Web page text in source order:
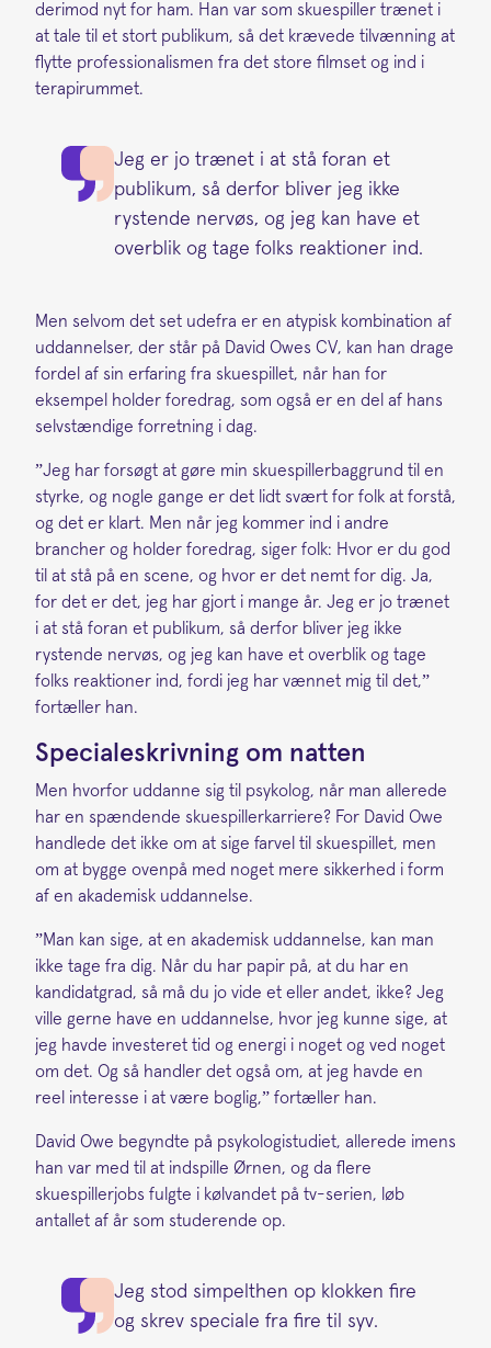
derimod nyt for ham. Han var som skuespiller trænet i
at tale til et stort publikum, så det krævede tilvænning at
flytte professionalismen fra det store filmset og ind i
terapirummet.
Jeg er jo trænet i at stå foran et
publikum, så derfor bliver jeg ikke
rystende nervøs, og jeg kan have et
overblik og tage folks reaktioner ind.
Men selvom det set udefra er en atypisk kombination af
uddannelser, der står på David Owes CV, kan han drage
fordel af sin erfaring fra skuespillet, når han for
eksempel holder foredrag, som også er en del af hans
selvstændige forretning i dag.
”Jeg har forsøgt at gøre min skuespillerbaggrund til en
styrke, og nogle gange er det lidt svært for folk at forstå,
og det er klart. Men når jeg kommer ind i andre
brancher og holder foredrag, siger folk: Hvor er du god
til at stå på en scene, og hvor er det nemt for dig. Ja,
for det er det, jeg har gjort i mange år. Jeg er jo trænet
i at stå foran et publikum, så derfor bliver jeg ikke
rystende nervøs, og jeg kan have et overblik og tage
folks reaktioner ind, fordi jeg har vænnet mig til det,”
fortæller han.
Specialeskrivning om natten
Men hvorfor uddanne sig til psykolog, når man allerede
har en spændende skuespillerkarriere? For David Owe
handlede det ikke om at sige farvel til skuespillet, men
om at bygge ovenpå med noget mere sikkerhed i form
af en akademisk uddannelse.
”Man kan sige, at en akademisk uddannelse, kan man
ikke tage fra dig. Når du har papir på, at du har en
kandidatgrad, så må du jo vide et eller andet, ikke? Jeg
ville gerne have en uddannelse, hvor jeg kunne sige, at
jeg havde investeret tid og energi i noget og ved noget
om det. Og så handler det også om, at jeg havde en
reel interesse i at være boglig,” fortæller han.
David Owe begyndte på psykologistudiet, allerede imens
han var med til at indspille Ørnen, og da flere
skuespillerjobs fulgte i kølvandet på tv-serien, løb
antallet af år som studerende op.
Jeg stod simpelthen op klokken fire
og skrev speciale fra fire til syv.